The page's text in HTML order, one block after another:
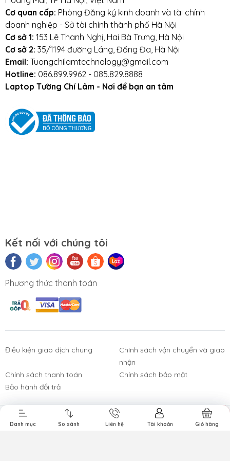
Nghe
Thiết Bị Điện
Laptop - PC
Danh mục So sánh Giỏ hàng
Chọn mua
Tránh bàn phím bị va đập mạnh, tránh
laptop bị rơi.
Tránh bàn phím bị dính nước,hạn chế cất giữ
và sử dụng laptop trong điều kiện ẩm thấp.
Vệ sinh bàn phím thường xuyên.
Mọi yêu cầu đặt hàng, hỗ trợ tư vấn sản
Website:tuongchilam.com
Cơ quan cấp: Phòng Đăng ký kinh doanh và tài chính
doanh nghiệp - Sở tài chính thành phố Hà Nội
Cơ sở 1: 153 Lê Thanh Nghị, Hai Bà Trưng, Hà Nội
Cơ sở 2: 35/1194 đường Láng, Đống Đa, Hà Nội
Email: Tuongchilamtechnology@gmail.com
Hotline: 086.899.9962 - 085.829.8888
Laptop Tường Chí Lâm - Nơi để bạn an tâm
Kết nối với chúng tôi
Phương thức thanh toán
Điều kiện giao dịch chung
Chính sách vận chuyển và giao
nhận
Chính sách thanh toán
Chính sách bảo mật
Bảo hành đổi trả
Bản quyền thuộc về Công ty TNHH Tường Chí Lâm.
Danh mục So sánh Liên hệ Tài khoản Giỏ hàng